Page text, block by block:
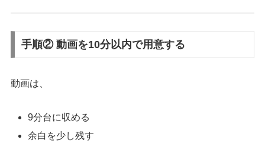
手順② 動画を10分以内で用意する
動画は、
9分台に収める
余白を少し残す